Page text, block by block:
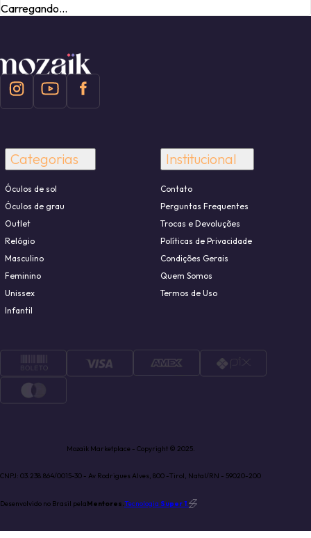
Carregando...
Categorias
Óculos de sol
Óculos de grau
Outlet
Relógio
Masculino
Feminino
Unissex
Infantil
Institucional
Contato
Perguntas Frequentes
Trocas e Devoluções
Políticas de Privacidade
Condições Gerais
Quem Somos
Termos de Uso
Mozaik Marketplace - Copyright © 2025.
CNPJ: 03.238.864/0015-30 - Av Rodrigues Alves, 800 -Tirol, Natal/RN - 59020-200
Desenvolvido no Brasil pelaMentores. Tecnologia Super 1